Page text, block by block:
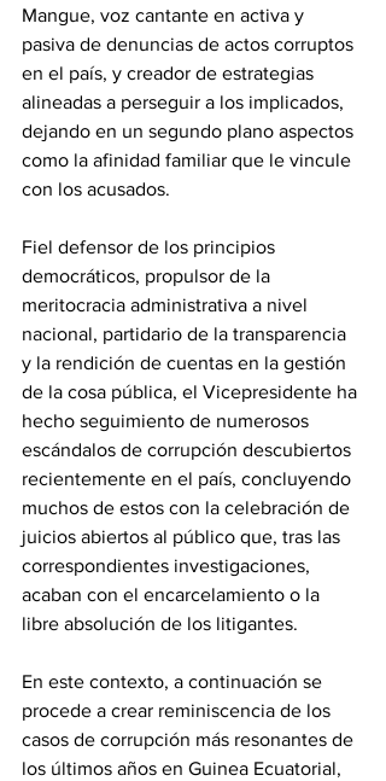
Mangue, voz cantante en activa y
pasiva de denuncias de actos corruptos
en el país, y creador de estrategias
alineadas a perseguir a los implicados,
dejando en un segundo plano aspectos
como la afinidad familiar que le vincule
con los acusados.
Fiel defensor de los principios
democráticos, propulsor de la
meritocracia administrativa a nivel
nacional, partidario de la transparencia
y la rendición de cuentas en la gestión
de la cosa pública, el Vicepresidente ha
hecho seguimiento de numerosos
escándalos de corrupción descubiertos
recientemente en el país, concluyendo
muchos de estos con la celebración de
juicios abiertos al público que, tras las
correspondientes investigaciones,
acaban con el encarcelamiento o la
libre absolución de los litigantes.
En este contexto, a continuación se
procede a crear reminiscencia de los
casos de corrupción más resonantes de
los últimos años en Guinea Ecuatorial,